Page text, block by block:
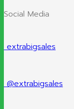
Social Media
extrabigsales
@extrabigsales